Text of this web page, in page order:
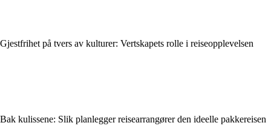
Gjestfrihet på tvers av kulturer: Vertskapets rolle i reiseopplevelsen
Bak kulissene: Slik planlegger reisearrangører den ideelle pakkereisen